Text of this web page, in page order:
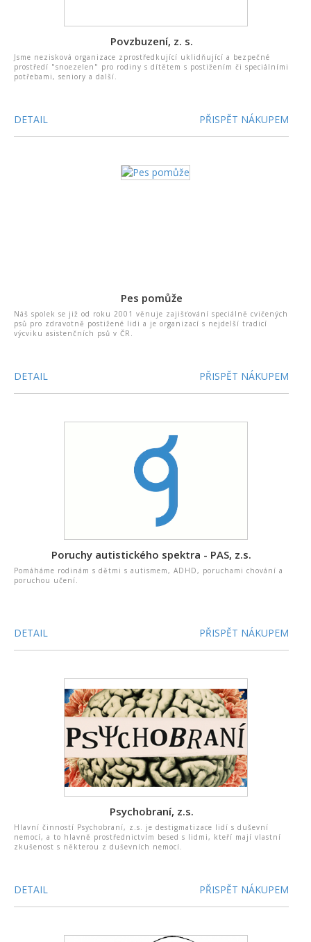
Povzbuzení, z. s.
Jsme nezisková organizace zprostředkující uklidňující a bezpečné
prostředí "snoezelen" pro rodiny s dítětem s postižením či speciálními
potřebami, seniory a další.
DETAIL PŘISPĚT NÁKUPEM
Pes pomůže
Náš spolek se již od roku 2001 věnuje zajišťování speciálně cvičených
psů pro zdravotně postižené lidi a je organizací s nejdelší tradicí
výcviku asistenčních psů v ČR.
DETAIL PŘISPĚT NÁKUPEM
Poruchy autistického spektra - PAS, z.s.
Pomáháme rodinám s dětmi s autismem, ADHD, poruchami chování a
poruchou učení.
DETAIL PŘISPĚT NÁKUPEM
Psychobraní, z.s.
Hlavní činností Psychobraní, z.s. je destigmatizace lidí s duševní
nemocí, a to hlavně prostřednictvím besed s lidmi, kteří mají vlastní
zkušenost s některou z duševních nemocí.
DETAIL PŘISPĚT NÁKUPEM